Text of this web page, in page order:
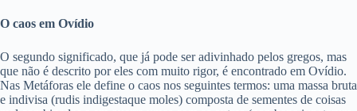
O caos em Ovídio
O segundo significado, que já pode ser adivinhado pelos gregos, mas
que não é descrito por eles com muito rigor, é encontrado em Ovídio.
Nas Metáforas ele define o caos nos seguintes termos: uma massa bruta
e indivisa (rudis indigestaque moles) composta de sementes de coisas